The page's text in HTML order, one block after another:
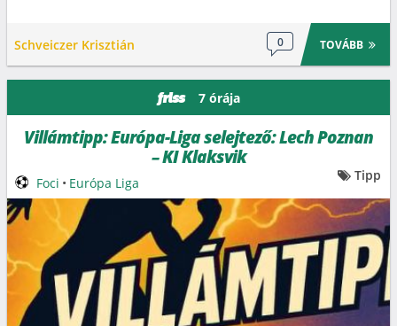
Schveiczer Krisztián 0 TOVÁBB
friss 7 órája
Villámtipp: Európa-Liga selejtező: Lech Poznan
– KI Klaksvik
Foci • Európa Liga Tipp